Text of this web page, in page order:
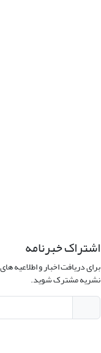
اشتراک خبرنامه
برای دریافت اخبار و اطلاعیه
نشریه مشترک شوید.